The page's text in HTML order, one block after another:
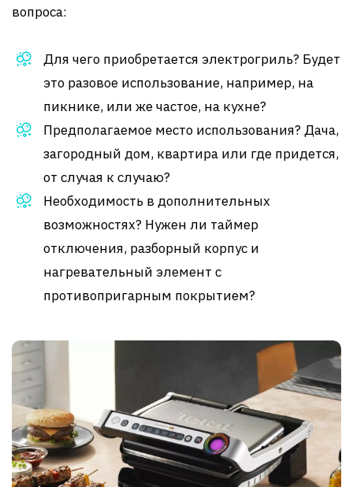
вопроса:
Для чего приобретается электрогриль? Будет
это разовое использование, например, на
пикнике, или же частое, на кухне?
Предполагаемое место использования? Дача,
загородный дом, квартира или где придется,
от случая к случаю?
Необходимость в дополнительных
возможностях? Нужен ли таймер
отключения, разборный корпус и
нагревательный элемент с
противопригарным покрытием?